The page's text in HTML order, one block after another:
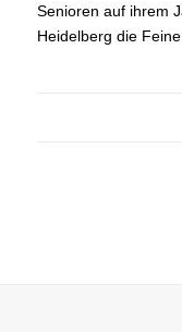
Senioren auf ihrem
Heidelberg die